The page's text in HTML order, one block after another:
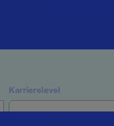
Karrierelevel